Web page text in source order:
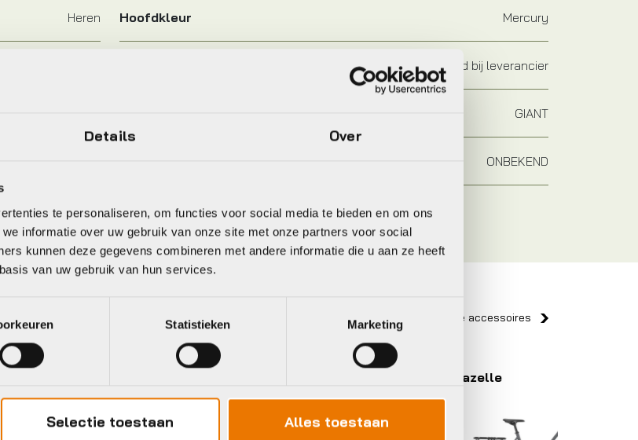
Details Over
te personaliseren, om functies voor social media te bieden en om ons
informatie over uw gebruik van onze site met onze partners voor social
kunnen deze gegevens combineren met andere informatie die u aan ze heeft
van uw gebruik van hun services.
Statistieken Marketing
Selectie toestaan Alles toestaan
Heren Hoofdkleur Mercury
Op voorraad bij leverancier
GIANT
ONBEKEND
Meer tonen
Bekijk alle accessoires